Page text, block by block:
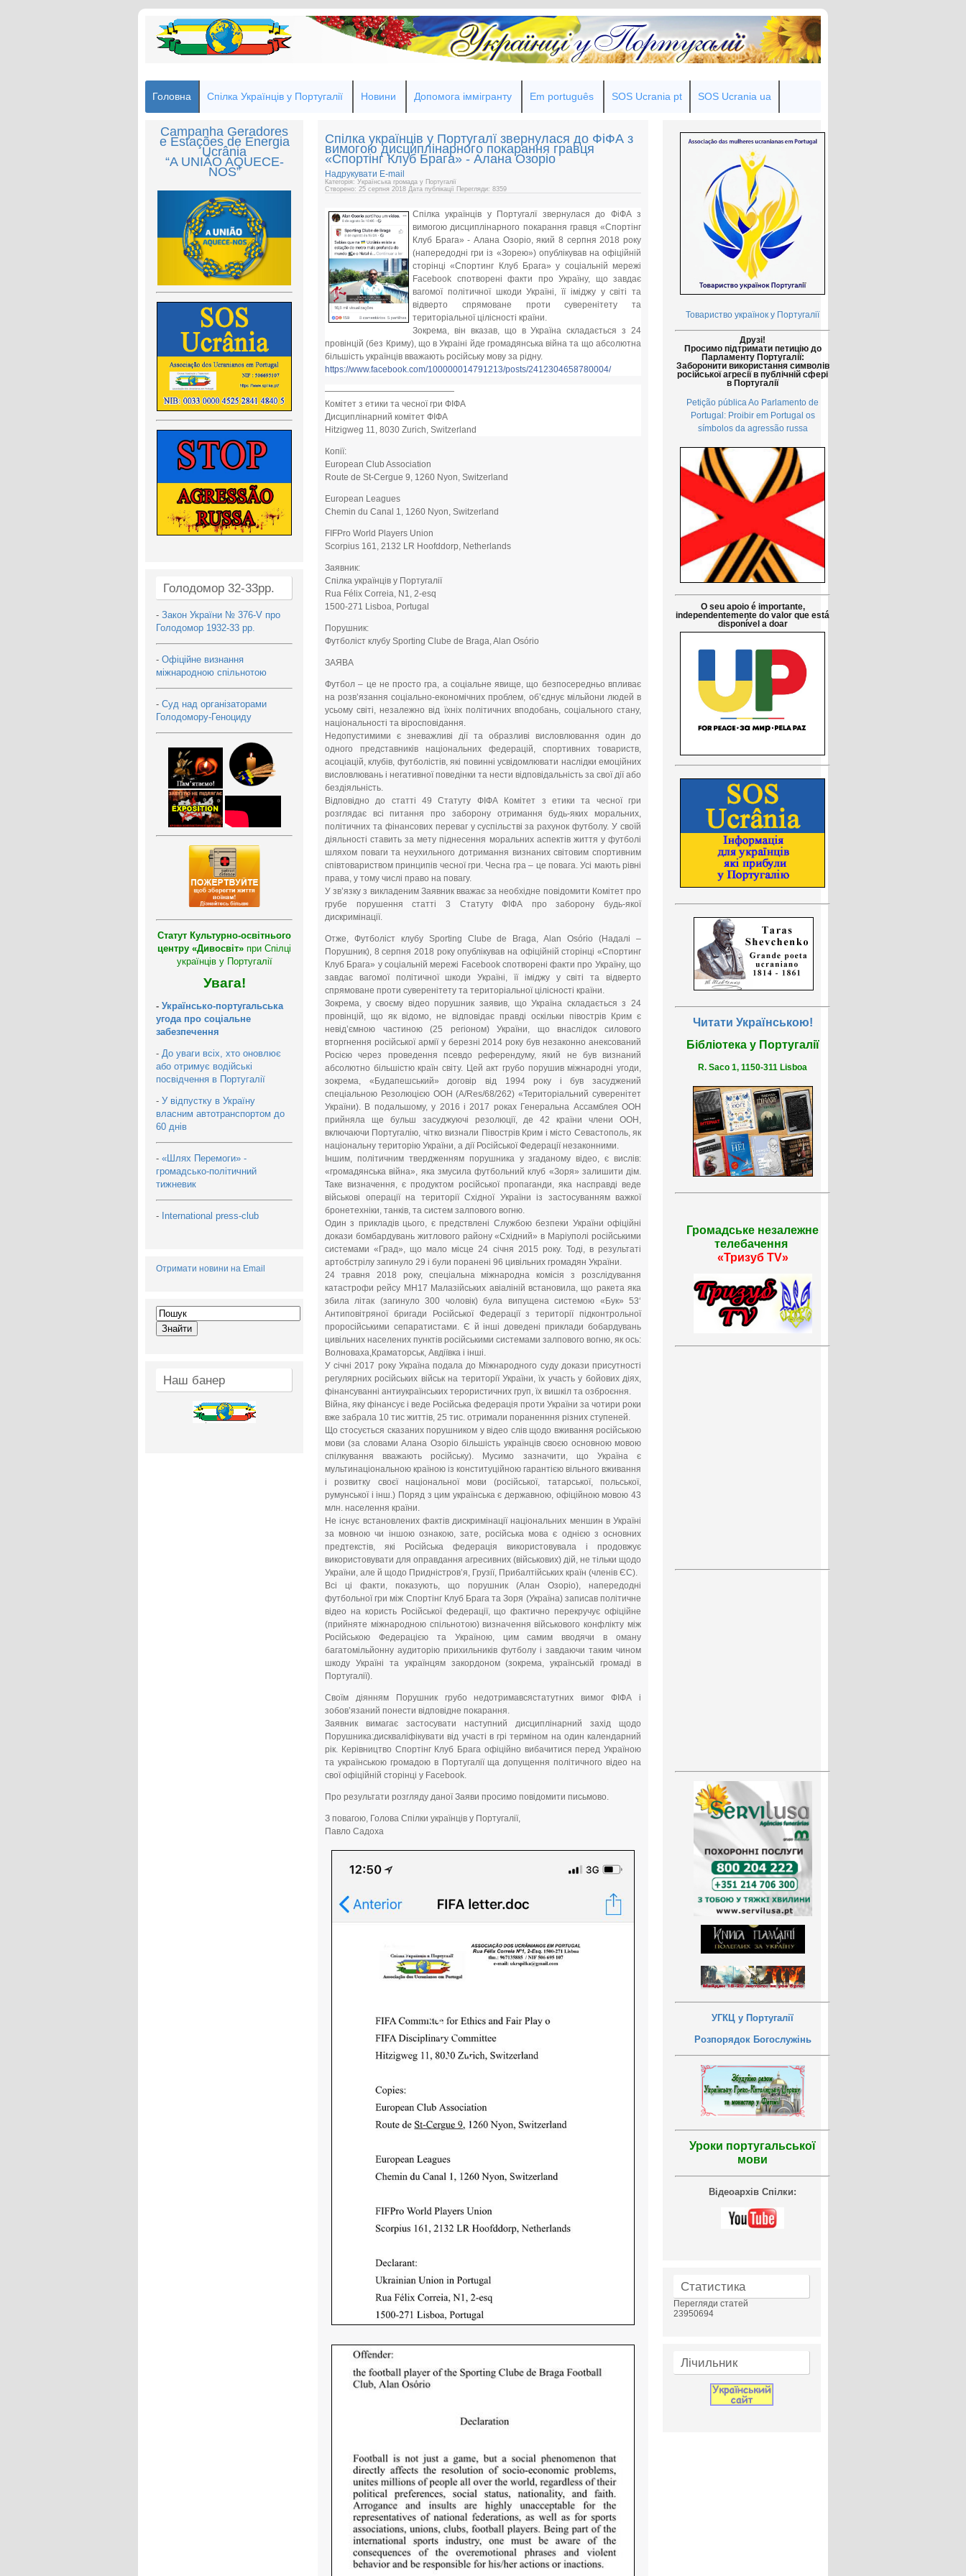
Головна Спілка Українців у Португалії Новини Допомога іммігранту Em português SOS Ucrania pt SOS Ucrania ua
Campanha Geradores
e Estações de Energia
Ucrânia
“A UNIÃO AQUECE-
NOS”
Голодомор 32-33рр.
- Закон України № 376-V про
Голодомор 1932-33 рр.
- Офіційне визнання
міжнародною спільнотою
- Суд над організаторами
Голодомору-Геноциду
Статут Культурно-освітнього
центру «Дивосвіт» при Спілці
українців у Португалії
Увага!
- Українсько-португальська
угода про соціальне
забезпечення
- До уваги всіх, хто оновлює
або отримує водійські
посвідчення в Португалії
- У відпустку в Україну
власним автотранспортом до
60 днів
- «Шлях Перемоги» -
громадсько-політичний
тижневик
- International press-club
Отримати новини на Email
Наш банер
Спілка українців у Португалї звернулася до ФіФА з
вимогою дисциплінарного покарання гравця
«Спортінг Клуб Брага» - Алана Озоріо
Надрукувати E-mail
Категорія: Українська громада у Португалії
Створено: 25 серпня 2018 Дата публікації Перегляди: 8359
Спілка українців у Португалї звернулася до ФіФА з
вимогою дисциплінарного покарання гравця «Спортінг
Клуб Брага» - Алана Озоріо, який 8 серпня 2018 року
(напередодні гри із «Зорею») опублікував на офіційній
сторінці «Спортинг Клуб Брага» у соціальній мережі
Facebook спотворені факти про Україну, що завдає
вагомої політичної шкоди Україні, її іміджу у світі та
відверто спрямоване проти суверенітету та
територіальної цілісності країни.
Зокрема, він вказав, що в Україна складається з 24
провінцій (без Криму), що в Украіні йде громадянська війна та що абсолютна
більшість українців вважають російську мову за рідну.
https://www.facebook.com/100000014791213/posts/2412304658780004/
———————————————
Комітет з етики та чесної гри ФІФА
Дисциплінарний комітет ФІФА
Hitzigweg 11, 8030 Zurich, Switzerland
Копії:
European Club Association
Route de St-Cergue 9, 1260 Nyon, Switzerland
European Leagues
Chemin du Canal 1, 1260 Nyon, Switzerland
FIFPro World Players Union
Scorpius 161, 2132 LR Hoofddorp, Netherlands
Заявник:
Спілка українців у Португалії
Rua Félix Correia, N1, 2-esq
1500-271 Lisboa, Portugal
Порушник:
Футболіст клубу Sporting Clube de Braga, Alan Osório
ЗАЯВА
Футбол – це не просто гра, а соціальне явище, що безпосередньо впливає
на розв’язання соціально-економічних проблем, об’єднує мільйони людей в
усьому світі, незалежно від їхніх політичних вподобань, соціального стану,
національності та віросповідання.
Недопустимими є зневажливі дії та образливі висловлювання один до
одного представників національних федерацій, спортивних товариств,
асоціацій, клубів, футболістів, які повинні усвідомлювати наслідки емоційних
висловлювань і негативної поведінки та нести відповідальність за свої дії або
бездіяльність.
Відповідно до статті 49 Статуту ФІФА Комітет з етики та чесної гри
розглядає всі питання про заборону отримання будь-яких моральних,
політичних та фінансових переваг у суспільстві за рахунок футболу. У своїй
діяльності ставить за мету піднесення моральних аспектів життя у футболі
шляхом поваги та неухильного дотримання визнаних світовим спортивним
співтовариством принципів чесної гри. Чесна гра – це повага. Усі мають рівні
права, у тому числі право на повагу.
У зв’язку з викладеним Заявник вважає за необхідне повідомити Комітет про
грубе порушення статті 3 Статуту ФІФА про заборону будь-якої
дискримінації.
Отже, Футболіст клубу Sporting Clube de Braga, Alan Osório (Надалі –
Порушник), 8 серпня 2018 року опублікував на офіційній сторінці «Спортинг
Клуб Брага» у соціальній мережі Facebook спотворені факти про Україну, що
завдає вагомої політичної шкоди Україні, її іміджу у світі та відверто
спрямоване проти суверенітету та територіальної цілісності країни.
Зокрема, у своєму відео порушник заявив, що Україна складається з 24
провінцій, що як відомо, не відповідає правді оскільки півострів Крим є
невід’ємною частиною (25 регіоном) України, що внаслідок силового
вторгнення російської армії у березні 2014 року був незаконно анексований
Росією через проведення псевдо референдуму, який не був визнаний
абсолютно більшістю країн світу. Цей акт грубо порушив міжнародні угоди,
зокрема, «Будапешський» договір від 1994 року і був засуджений
спеціальною Резолюцією ООН (А/Res/68/262) «Територіальний суверенітет
України). В подальшому, у 2016 і 2017 роках Генеральна Ассамблея ООН
прийняла ще бульш засуджуючі резолюції, де 42 країни члени ООН,
включаючи Португалію, чітко визнали Півострів Крим і місто Севастополь, як
національну територію України, а дії Російської Федерації незаконними.
Іншим, політичним твердженням порушника у згаданому відео, є вислів:
«громадянська війна», яка змусила футбольний клуб «Зоря» залишити дім.
Таке визначення, є продуктом російської пропаганди, яка насправді веде
військові операції на території Східної України із застосуванням важкої
бронетехніки, танків, та систем залпового вогню.
Один з прикладів цього, є предствлені Службою безпеки України офіційні
докази бомбардувань житлового району «Східний» в Маріуполі російськими
системами «Град», що мало місце 24 січня 2015 року. Тоді, в результаті
артобстрілу загинуло 29 і були поранені 96 цивільних громадян України.
24 травня 2018 року, спеціальна міжнародна комісія з розслідування
катастрофи рейсу МН17 Малазійських авіаліній встановила, що ракета яка
збила літак (загинуло 300 чоловік) була випущена системою «Бук» 53‘
Антиповітряної бригади Російської Федерації з території підконтрольної
проросійськими сепаратистами. Є й інші доведені приклади бобардувань
цивільних населених пунктів російськими системами залпового вогню, як ось:
Волноваха,Краматорськ, Авдіївка і інші.
У січні 2017 року Україна подала до Міжнародного суду докази присутності
регулярних російських військ на території України, їх участь у бойових діях,
фінансуванні антиукраїнських терористичних груп, їх вишкіл та озброєння.
Війна, яку фінансує і веде Російська федерація проти України за чотири роки
вже забрала 10 тис життів, 25 тис. отримали пораненння різних ступеней.
Що стосується сказаних порушником у відео слів щодо вживання російською
мови (за словами Алана Озоріо більшість українців своєю основною мовою
спілкування вважають російську). Мусимо зазначити, що Україна є
мультинаціональною країною із конституційною гарантією вільного вживання
і розвитку своєї національної мови (російської, татарської, польської,
румунської і інш.) Поряд з цим українська є державною, офіційною мовою 43
млн. населення країни.
Не існує встановлених фактів дискримінації національних меншин в Україні
за мовною чи іншою ознакою, зате, російська мова є однією з основних
предтекстів, які Російська федерація використовувала і продовжує
використовувати для оправдання агресивних (військових) дій, не тільки щодо
України, але й щодо Придністров’я, Грузії, Прибалтійських країн (членів ЄС).
Всі ці факти, показують, що порушник (Алан Озоріо), напередодні
футбольної гри між Спортінг Клуб Брага та Зоря (Україна) записав політичне
відео на користь Російської федерації, що фактично перекручує офіційне
(прийняте міжнародною спільнотою) визначення військового конфлікту між
Російською Федерацією та Україною, цим самим вводячи в оману
багатомільйонну аудиторію прихильників футболу і завдаючи таким чином
шкоду Україні та українцям закордоном (зокрема, українській громаді в
Португалії).
Своїм діянням Порушник грубо недотримавсястатутних вимог ФІФА і
зобов’язаний понести відповідне покарання.
Заявник вимагає застосувати наступний дисциплінарний захід щодо
Порушника:дискваліфікувати від участі в грі терміном на один календарний
рік. Керівництво Спортінг Клуб Брага офіційно вибачитися перед Україною
та українською громадою в Португалії ща допущення політичного відео на
свої офіційній сторінці у Facebook.
Про результати розгляду даної Заяви просимо повідомити письмово.
З повагою, Голова Спілки українців у Португалії,
Павло Садоха
Товариство українок у Португалії
Друзі!
Просимо підтримати петицію до
Парламенту Португалії:
Заборонити використання символів
російської агресії в публічній сфері
в Португалії
Petição pública Ao Parlamento de
Portugal: Proibir em Portugal os
símbolos da agressão russa
O seu apoio é importante,
independentemente do valor que está
disponível a doar
Читати Українською!
Бібліотека у Португалії
R. Saco 1, 1150-311 Lisboa
Громадське незалежне
телебачення
«Тризуб TV»
УГКЦ у Португалії
Розпорядок Богослужінь
Уроки португальської
мови
Відеоархів Спілки:
Статистика
Перегляди статей
23950694
Лічильник